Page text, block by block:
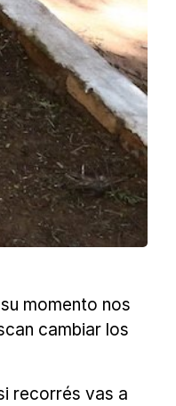
momento nos
cambiar los
recorrés vas a